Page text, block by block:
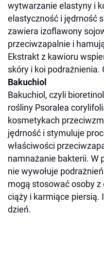
wytwarzanie elastyny i
elastyczność i jędrność
zawiera izoflawony
przeciwzapalnie i
Ekstrakt z kawioru
skóry i koi podrażnienia.
Bakuchiol
Bakuchiol, czyli
rośliny Psoralea
kosmetykach
jędrność i stymuluje
właściwości
namnażanie bakterii. W
nie wywołuje
mogą stosować osoby
ciąży i karmiące piersią.
dzień.